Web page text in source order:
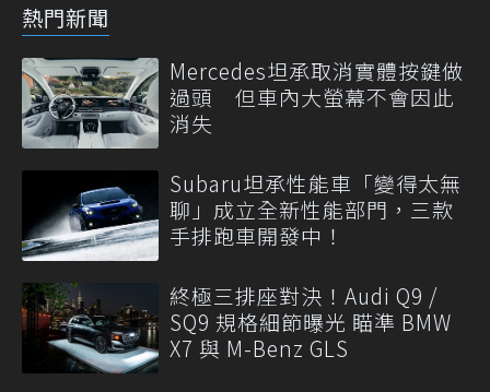
熱門新聞
Mercedes坦承取消實體按鍵做
過頭 但車內大螢幕不會因此
消失
Subaru坦承性能車「變得太無
聊」成立全新性能部門，三款
手排跑車開發中！
終極三排座對決！Audi Q9 /
SQ9 規格細節曝光 瞄準 BMW
X7 與 M-Benz GLS